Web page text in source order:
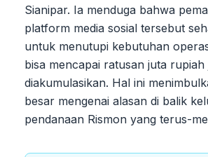
Sianipar. Ia menduga bahwa
platform media sosial tersebut
untuk menutupi kebutuhan
bisa mencapai ratusan juta rupiah
diakumulasikan. Hal ini
besar mengenai alasan di balik
pendanaan Rismon yang terus-